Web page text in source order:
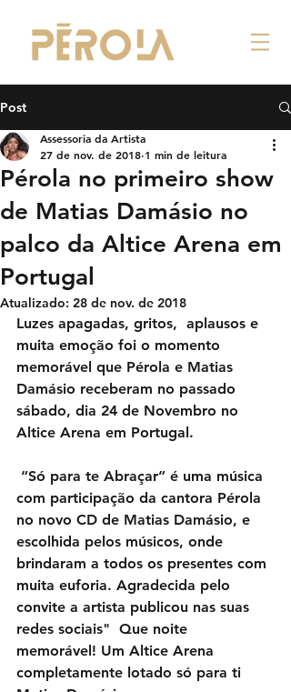
Post
Pérola no primeiro show
de Matias Damásio no
palco da Altice Arena em
Portugal
Assessoria da Artista
27 de nov. de 2018 1 min de leitura
Atualizado: 28 de nov. de 2018
Luzes apagadas, gritos,  aplausos e
muita emoção foi o momento
memorável que Pérola e Matias
Damásio receberam no passado
sábado, dia 24 de Novembro no
Altice Arena em Portugal.
“Só para te Abraçar” é uma música
com participação da cantora Pérola
no novo CD de Matias Damásio, e
escolhida pelos músicos, onde
brindaram a todos os presentes com
muita euforia. Agradecida pelo
convite a artista publicou nas suas
redes sociais"  Que noite
memorável! Um Altice Arena
completamente lotado só para ti